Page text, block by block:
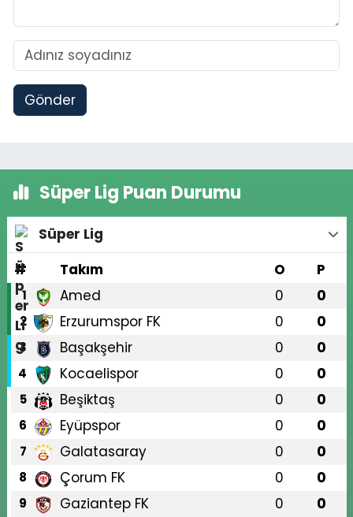
Gönder
Süper Lig Puan Durumu
Süper Lig
#
Takım O P
1 Amed 0 0
2 Erzurumspor FK 0 0
3 Başakşehir 0 0
4 Kocaelispor 0 0
5 Beşiktaş 0 0
6 Eyüpspor 0 0
7 Galatasaray 0 0
8 Çorum FK 0 0
9 Gaziantep FK 0 0